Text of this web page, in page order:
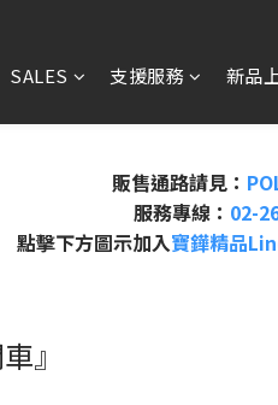
SALES 支援服務 新品
販售通路請見：
服務專線： 02-
點擊下方圖示加入寶鏵精品
』